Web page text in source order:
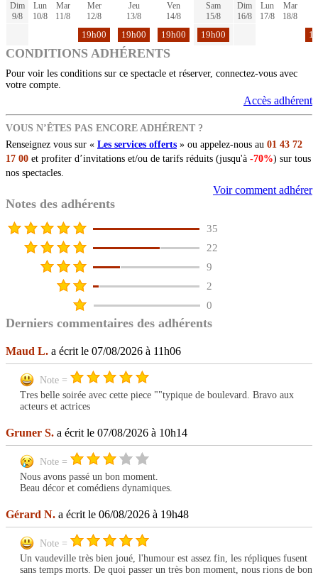
Dim
9/8
Lun
10/8
Mar
11/8
Mer
12/8
Jeu
13/8
Ven
14/8
Sam
15/8
Dim
16/8
Lun
17/8
Mar
18/8
19h00 19h00 19h00 19h00
CONDITIONS ADHÉRENTS
Pour voir les conditions sur ce spectacle et réserver, connectez-vous avec
votre compte.
Accès adhérent
VOUS N’ÊTES PAS ENCORE ADHÉRENT ?
Renseignez vous sur « Les services offerts » ou appelez-nous au 01 43 72
17 00 et profiter d’invitations et/ou de tarifs réduits (jusqu'à -70%) sur tous
nos spectacles.
Voir comment adhérer
Notes des adhérents
35
22
9
2
0
Derniers commentaires des adhérents
Maud L. a écrit le 07/08/2026 à 11h06
Note =
Tres belle soirée avec cette piece ""typique de boulevard. Bravo aux
acteurs et actrices
Gruner S. a écrit le 07/08/2026 à 10h14
Note =
Nous avons passé un bon moment.
Beau décor et comédiens dynamiques.
Gérard N. a écrit le 06/08/2026 à 19h48
Note =
Un vaudeville très bien joué, l'humour est assez fin, les répliques fusent
sans temps morts. De quoi passer un très bon moment, nous rions de bon